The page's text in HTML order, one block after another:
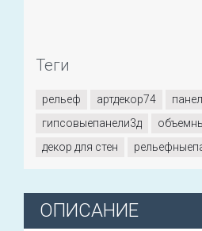
Теги
рельеф артдекор74
гипсовыепанели3д
декор для стен
ОПИСАНИЕ